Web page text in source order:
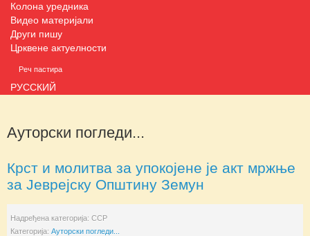
Колона уредника
Видео материјали
Други пишу
Црквене актуелности
Реч пастира
РУССКИЙ
Ауторски погледи...
Крст и молитва за упокојене је акт мржње
за Јеврејску Општину Земун
Надређена категорија: ССР
Категорија: Ауторски погледи...